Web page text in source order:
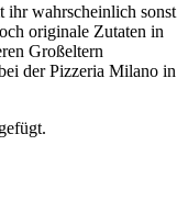
ihr wahrscheinlich sonst
originale Zutaten in
Großeltern
der Pizzeria Milano in